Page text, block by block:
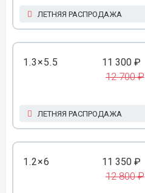
ЛЕТНЯЯ РАСПРОДАЖА
1.3×5.5 11 300 ₽
12 700 ₽
ЛЕТНЯЯ РАСПРОДАЖА
1.2×6 11 350 ₽
12 800 ₽